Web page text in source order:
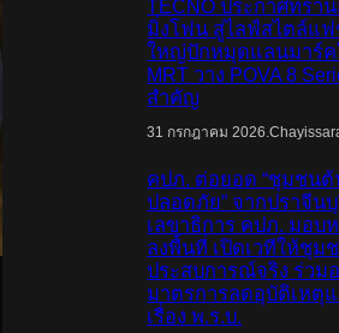
TECNO ประกาศทรา
มิ่งโฟน สู่ไลฟ์สไตล์แฟ
ใหญ่ปักหมุดแลนมาร์ค
MRT วาง POVA 8
สำคัญ
31 กรกฎาคม 2026.
คปภ. ต่อยอด “ชุมชน
ปลอดภัย” จากปราจีน
เลขาธิการ คปภ. มอบ
ลงพื้นที่ เปิดเวทีให้ชุม
ประสบการณ์จริง ร่วม
มาตรการลดอุบัติเหตุ
เรื่อง พ.ร.บ.